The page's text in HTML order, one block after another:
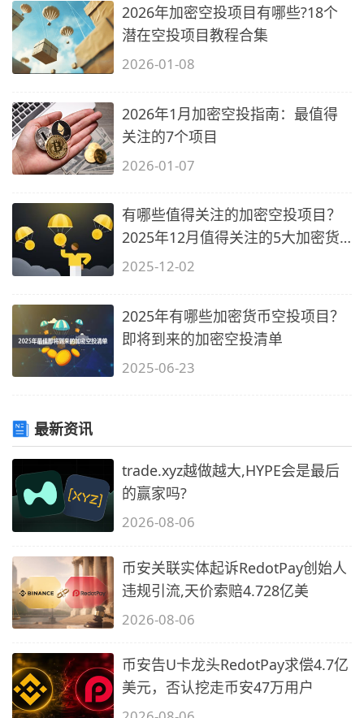
2026年加密空投项目有哪些?18个
潜在空投项目教程合集
2026-01-08
2026年1月加密空投指南：最值得
关注的7个项目
2026-01-07
有哪些值得关注的加密空投项目？
2025年12月值得关注的5大加密货
币空投
2025-12-02
2025年有哪些加密货币空投项目？
即将到来的加密空投清单
2025-06-23
最新资讯
trade.xyz越做越大,HYPE会是最后
的赢家吗?
2026-08-06
币安关联实体起诉RedotPay创始人
违规引流,天价索赔4.728亿美
2026-08-06
币安告U卡龙头RedotPay求偿4.7亿
美元，否认挖走币安47万用户